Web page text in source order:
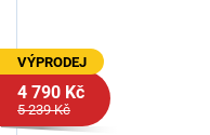
VÝPRODEJ
4 790 Kč
5 239 Kč